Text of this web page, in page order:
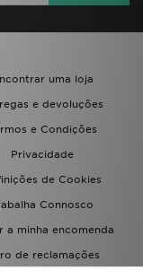
uma loja
e devoluções
e Condições
Privacidade
de Cookies
Connosco
a minha encomenda
de reclamações